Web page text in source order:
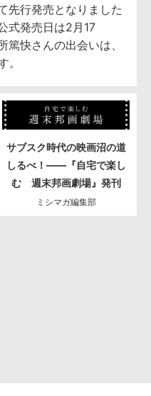
先行発売となりました
式発売日は2月17
篤快さんの出会いは、
。
サブスク時代の映画沼の道
しるべ！――『自宅で楽し
む 週末邦画劇場』発刊
ミシマガ編集部